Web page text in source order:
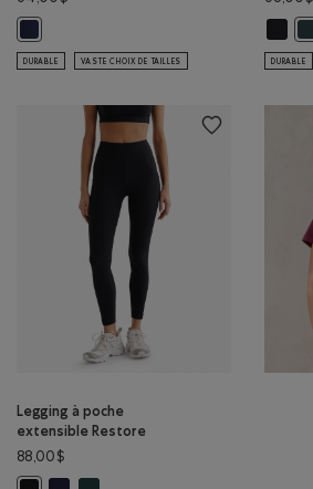
Short de vélo à poche Régénération 7 po:
DURABLE VASTE CHOIX DE TAILLES DURABLE
Legging à poche
extensible Restore
88,00$